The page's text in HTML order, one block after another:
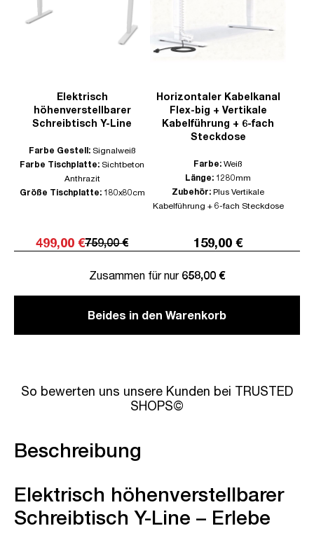
Elektrisch
höhenverstellbarer
Schreibtisch Y-Line
Farbe Gestell: Signalweiß
Farbe Tischplatte: Sichtbeton
Anthrazit
Größe Tischplatte: 180x80cm
499,00 €759,00 €
Horizontaler Kabelkanal
Flex-big + Vertikale
Kabelführung + 6-fach
Steckdose
Farbe: Weiß
Länge: 1280mm
Zubehör: Plus Vertikale
Kabelführung + 6-fach Steckdose
159,00 €
Zusammen für nur 658,00 €
Beides in den Warenkorb
So bewerten uns unsere Kunden bei TRUSTED
SHOPS©
Beschreibung
Elektrisch höhenverstellbarer
Schreibtisch Y-Line – Erlebe